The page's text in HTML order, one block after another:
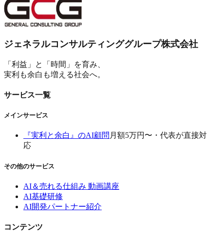
ジェネラルコンサルティンググループ株式会社
「利益」と「時間」を育み、
実利も余白も増える社会へ。
サービス一覧
メインサービス
『実利と余白』のAI顧問 月額5万円〜・代表が直接対
応
その他のサービス
AI＆売れる仕組み 動画講座
AI基礎研修
AI開発パートナー紹介
コンテンツ